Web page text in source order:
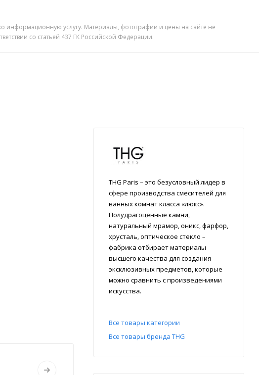
информационную услугу. Материалы, фотографии и цены на сайте не
со статьей 437 ГК Российской Федерации.
THG Paris – это безусловный лидер в
сфере производства смесителей для
ванных комнат класса «люкс».
Полудрагоценные камни,
натуральный мрамор, оникс, фарфор,
хрусталь, оптическое стекло –
фабрика отбирает материалы
высшего качества для создания
эксклюзивных предметов, которые
можно сравнить с произведениями
искусства.
Все товары категории
Все товары бренда THG